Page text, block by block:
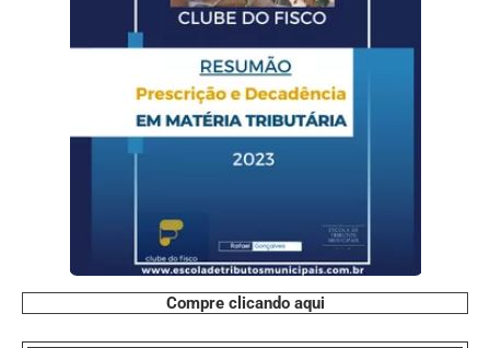
Compre clicando aqui